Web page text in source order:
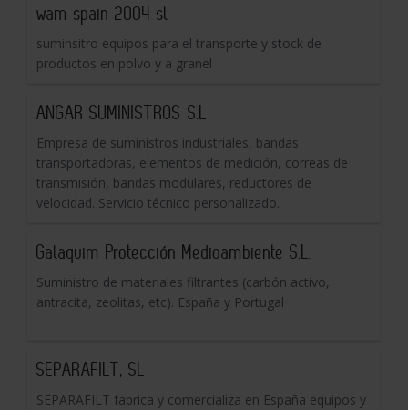
wam spain 2004 sl
suminsitro equipos para el transporte y stock de
productos en polvo y a granel
ANGAR SUMINISTROS S.L
Empresa de suministros industriales, bandas
transportadoras, elementos de medición, correas de
transmisión, bandas modulares, reductores de
velocidad. Servicio técnico personalizado.
Galaquim Protección Medioambiente S.L.
Suministro de materiales filtrantes (carbón activo,
antracita, zeolitas, etc). España y Portugal
SEPARAFILT, SL
SEPARAFILT fabrica y comercializa en España equipos y